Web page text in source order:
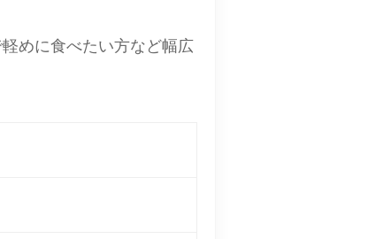
めに食べたい方など幅広